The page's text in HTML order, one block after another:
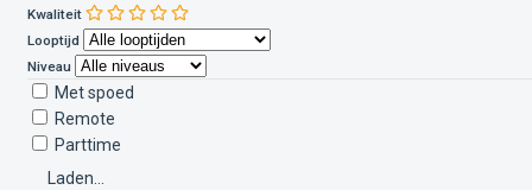
Kwaliteit
Looptijd
Niveau
Met spoed
Remote
Parttime
Laden...